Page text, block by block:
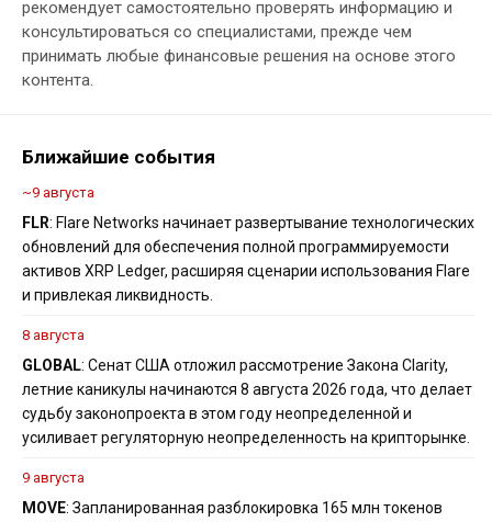
рекомендует самостоятельно проверять информацию и
консультироваться со специалистами, прежде чем
принимать любые финансовые решения на основе этого
контента.
Ближайшие события
~9 августа
FLR: Flare Networks начинает развертывание технологических
обновлений для обеспечения полной программируемости
активов XRP Ledger, расширяя сценарии использования Flare
и привлекая ликвидность.
8 августа
GLOBAL: Сенат США отложил рассмотрение Закона Clarity,
летние каникулы начинаются 8 августа 2026 года, что делает
судьбу законопроекта в этом году неопределенной и
усиливает регуляторную неопределенность на крипторынке.
9 августа
MOVE: Запланированная разблокировка 165 млн токенов